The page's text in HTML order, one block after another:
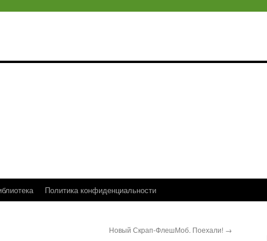
Политика конфиденциальности
Новый Скрап-ФлешМоб. Поехали! →